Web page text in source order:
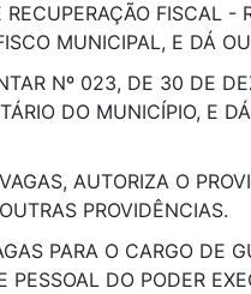
FISCAL -
MUNICIPAL, E DÁ
Nº 023, DE 30 DE
DO MUNICÍPIO, E
AUTORIZA O
PROVIDÊNCIAS.
PARA O CARGO DE
PESSOAL DO PODER